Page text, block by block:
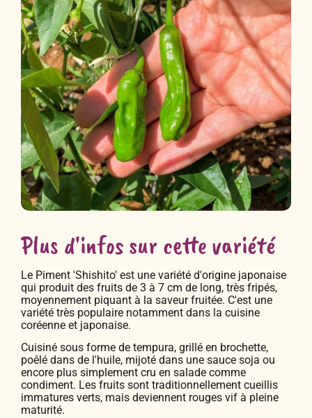
Plus d'infos sur cette variété
Le Piment 'Shishito' est une variété d'origine japonaise
qui produit des fruits de 3 à 7 cm de long, très fripés,
moyennement piquant à la saveur fruitée. C'est une
variété très populaire notamment dans la cuisine
coréenne et japonaise.
Cuisiné sous forme de tempura, grillé en brochette,
poêlé dans de l'huile, mijoté dans une sauce soja ou
encore plus simplement cru en salade comme
condiment. Les fruits sont traditionnellement cueillis
immatures verts, mais deviennent rouges vif à pleine
maturité.